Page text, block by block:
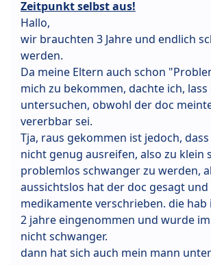
Zeitpunkt selbst aus!
Hallo,
wir brauchten 3 Jahre und endlich
werden.
Da meine Eltern auch schon
mich zu bekommen, dachte ich,
untersuchen, obwohl der doc
vererbbar sei.
Tja, raus gekommen ist jedoch,
nicht genug ausreifen, also zu klein
problemlos schwanger zu werden,
aussichtslos hat der doc gesagt
medikamente verschrieben. die
2 jahre eingenommen und wurde
nicht schwanger.
dann hat sich auch mein mann